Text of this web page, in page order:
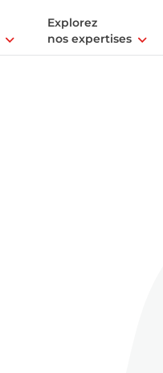
Explorez
nos expertises